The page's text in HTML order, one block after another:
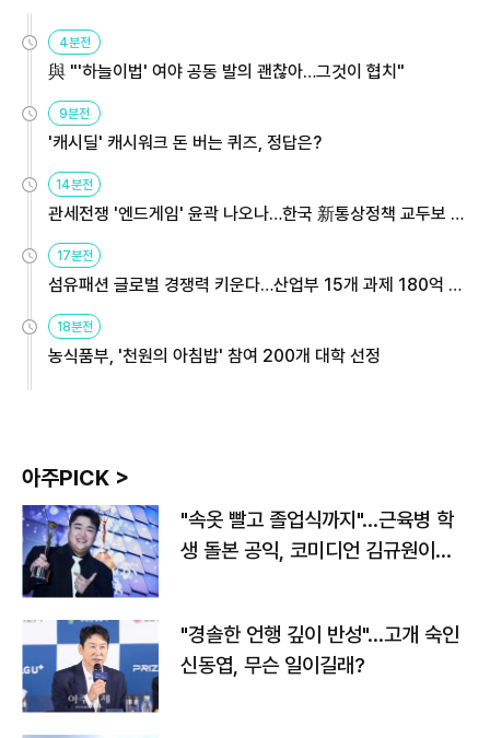
4분전
與 "'하늘이법' 여야 공동 발의 괜찮아…그것이 협치"
9분전
'캐시딜' 캐시워크 돈 버는 퀴즈, 정답은?
14분전
관세전쟁 '엔드게임' 윤곽 나오나…한국 新통상정책 교두보 활
용해야
17분전
섬유패션 글로벌 경쟁력 키운다…산업부 15개 과제 180억 지
원
18분전
농식품부, '천원의 아침밥' 참여 200개 대학 선정
아주PICK >
"속옷 빨고 졸업식까지"…근육병 학
생 돌본 공익, 코미디언 김규원이었
"경솔한 언행 깊이 반성"…고개 숙인
신동엽, 무슨 일이길래?